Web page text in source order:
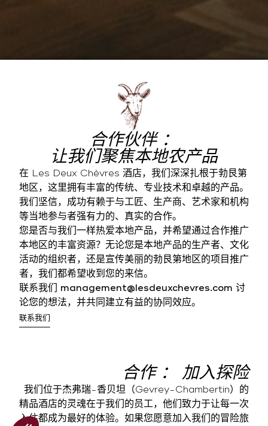
合作伙伴 ：
让我们聚焦本地农产品
在 Les Deux Chèvres 酒店，我们深深扎根于勃艮第
地区，这里拥有丰富的传统、专业技术和卓越的产品。
我们坚信，成功有赖于与工匠、生产商、艺术家和机构
等当地参与者强有力的、真实的合作。
您是否与我们一样热爱本地产品，并希望通过合作推广
本地区的丰富资源？无论您是本地产品的生产者、文化
活动的组织者，还是宣传美丽的勃艮第地区的项目推广
者，我们都希望收到您的来信。
联系我们 management@lesdeuxchevres.com 讨
论您的想法，并共同建立有益的协同效应。
联系我们
合作 ： 加入探险
我们位于杰弗瑞-香贝坦（Gevrey-Chambertin）的
精品酒店的灵魂在于我们的员工，他们致力于让每一次
入住都成为最好的体验。如果您愿意加入我们的冒险旅